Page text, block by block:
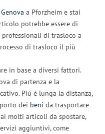
Genova a Pforzheim e stai
potrebbe essere di
professionali di trasloco a
di trasloco il più
in base a diversi fattori.
di partenza e la
Più è lunga la distanza,
dei beni da trasportare
molti articoli da spostare,
aggiuntivi, come